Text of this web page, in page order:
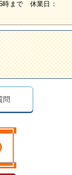
時まで 休業日：
問